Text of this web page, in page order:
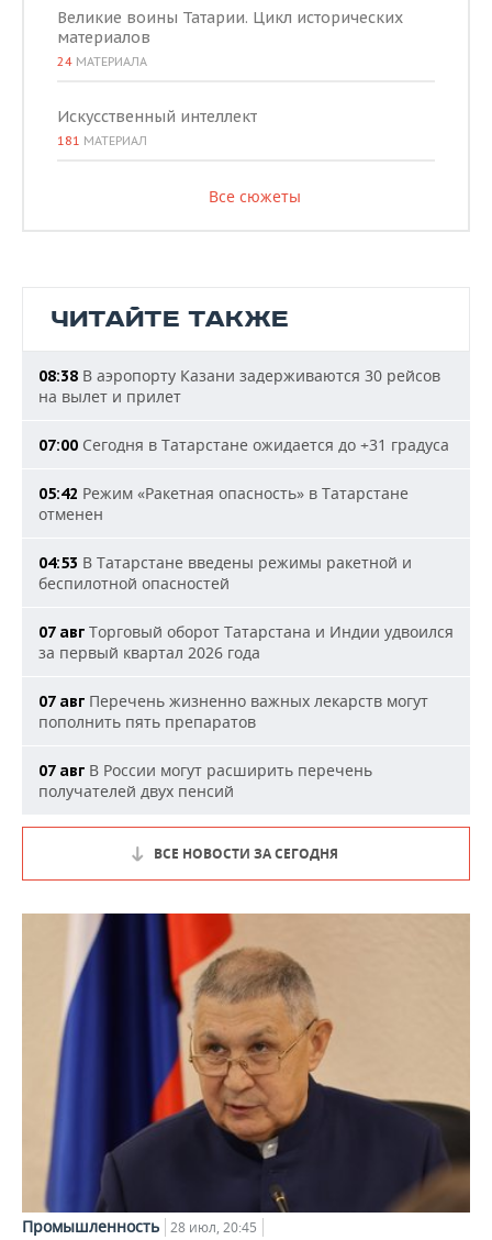
Великие воины Татарии. Цикл исторических
материалов
24 МАТЕРИАЛА
Искусственный интеллект
181 МАТЕРИАЛ
Все сюжеты
ЧИТАЙТЕ ТАКЖЕ
08:38 В аэропорту Казани задерживаются 30 рейсов
на вылет и прилет
07:00 Сегодня в Татарстане ожидается до +31 градуса
05:42 Режим «Ракетная опасность» в Татарстане
отменен
04:53 В Татарстане введены режимы ракетной и
беспилотной опасностей
07 авг Торговый оборот Татарстана и Индии удвоился
за первый квартал 2026 года
07 авг Перечень жизненно важных лекарств могут
пополнить пять препаратов
07 авг В России могут расширить перечень
получателей двух пенсий
ВСЕ НОВОСТИ ЗА СЕГОДНЯ
Промышленность 28 июл, 20:45